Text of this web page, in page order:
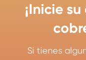
¡Inicie
Si tienes